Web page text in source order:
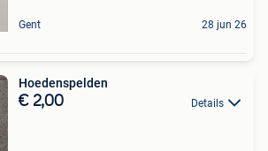
Gent 28 jun 26
Hoedenspelden
€ 2,00 Details